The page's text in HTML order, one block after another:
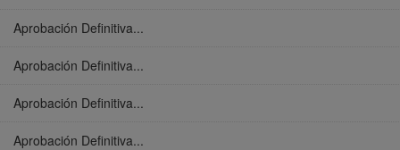
Aprobación Definitiva...
Aprobación Definitiva...
Aprobación Definitiva...
Aprobación Definitiva...